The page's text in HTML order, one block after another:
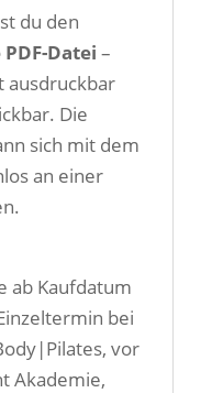
du den
Datei –
ausdruckbar
Die
sich mit dem
an einer
ab Kaufdatum
bei
vor
Akademie,